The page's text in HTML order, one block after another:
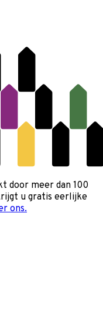
door meer dan 100
u gratis eerlijke
ons.